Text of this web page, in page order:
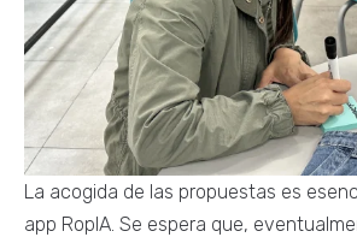
La acogida de las propuestas es
app RopIA. Se espera que,